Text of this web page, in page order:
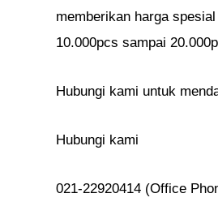
memberikan harga
10.000pcs sampai
Hubungi kami untuk
Hubungi kami
021-22920414 (Office